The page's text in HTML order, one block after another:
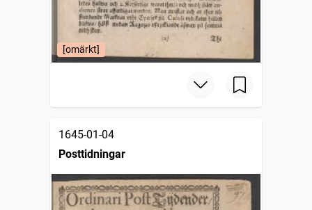
[omärkt]
1645-01-04
Posttidningar